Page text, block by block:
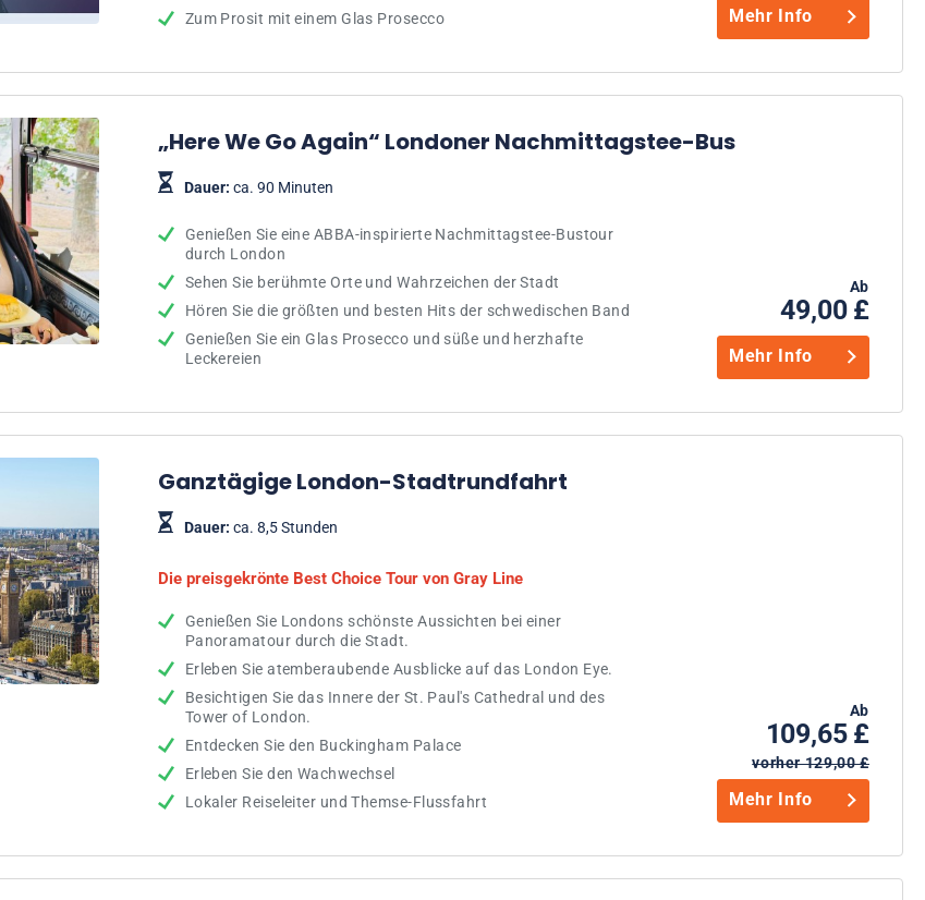
Zum Prosit mit einem Glas Prosecco
Mehr Info
„Here We Go Again“ Londoner Nachmittagstee-Bus
Dauer: ca. 90 Minuten
Genießen Sie eine ABBA-inspirierte Nachmittagstee-Bustour
durch London
Sehen Sie berühmte Orte und Wahrzeichen der Stadt
Hören Sie die größten und besten Hits der schwedischen Band
Genießen Sie ein Glas Prosecco und süße und herzhafte
Leckereien
Ab
49,00 £
Mehr Info
Ganztägige London-Stadtrundfahrt
Dauer: ca. 8,5 Stunden
Die preisgekrönte Best Choice Tour von Gray Line
Genießen Sie Londons schönste Aussichten bei einer
Panoramatour durch die Stadt.
Erleben Sie atemberaubende Ausblicke auf das London Eye.
Besichtigen Sie das Innere der St. Paul's Cathedral und des
Tower of London.
Entdecken Sie den Buckingham Palace
Erleben Sie den Wachwechsel
Lokaler Reiseleiter und Themse-Flussfahrt
Ab
109,65 £
vorher 129,00 £
Mehr Info